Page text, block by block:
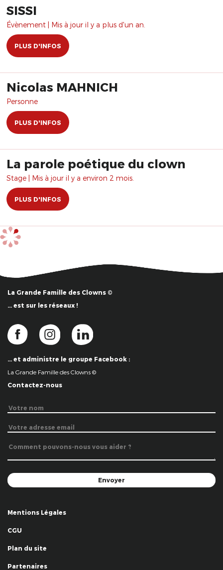
SISSI
Évènement | Mis à jour il y a plus d'un an.
PLUS D'INFOS
Nicolas MAHNICH
Personne
PLUS D'INFOS
La parole poétique du clown
Stage | Mis à jour il y a environ 2 mois.
PLUS D'INFOS
La Grande Famille des Clowns ©
… est sur les réseaux !
… et administre le groupe Facebook :
La Grande Famille des Clowns ©
Contactez-nous
Mentions Légales
CGU
Plan du site
Partenaires